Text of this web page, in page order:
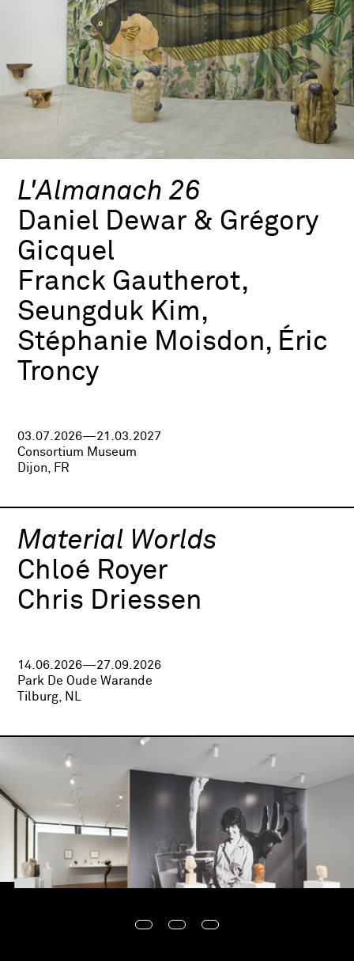
L'Almanach 26
Daniel Dewar & Grégory
Gicquel
Franck Gautherot,
Seungduk Kim,
Stéphanie Moisdon, Éric
Troncy
03.07.2026—21.03.2027
Consortium Museum
Dijon, FR
Material Worlds
Chloé Royer
Chris Driessen
14.06.2026—27.09.2026
Park De Oude Warande
Tilburg, NL